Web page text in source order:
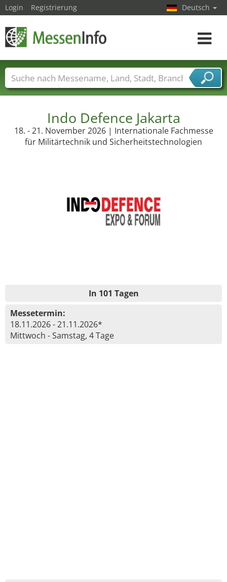
Indo Defence Jakarta
18. - 21. November 2026 | Internationale Fachmesse
für Militärtechnik und Sicherheitstechnologien
In 101 Tagen
Messetermin:
18.11.2026 - 21.11.2026*
Mittwoch - Samstag, 4 Tage
Login Registrierung Deutsch
Toggle
Messenamen Länder Städte
Branchen